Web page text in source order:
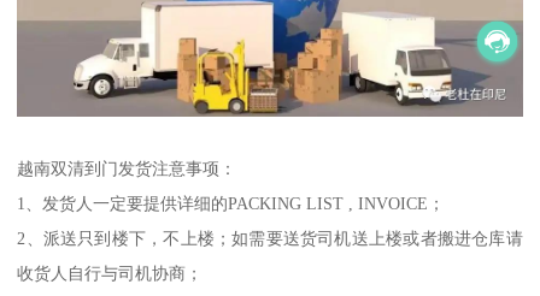
越南双清到门发货注意事项：
1、发货人一定要提供详细的PACKING LIST , INVOICE；
2、派送只到楼下，不上楼；如需要送货司机送上楼或者搬进仓库请
收货人自行与司机协商；